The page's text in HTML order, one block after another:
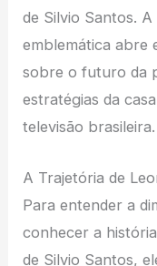
de Silvio Santos.
emblemática abre
sobre o futuro da
estratégias da
televisão brasileira.
A Trajetória de
Para entender a
conhecer a
de Silvio Santos,